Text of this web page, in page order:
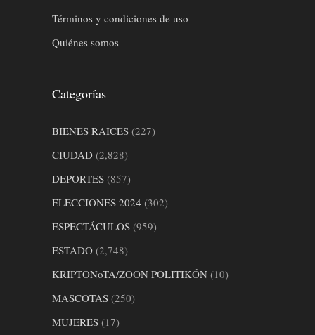
Términos y condiciones de uso
Quiénes somos
Categorías
BIENES RAICES (227)
CIUDAD (2,828)
DEPORTES (857)
ELECCIONES 2024 (302)
ESPECTÁCULOS (959)
ESTADO (2,748)
KRIPTONoTA/ZOON POLITIKÓN (10)
MASCOTAS (250)
MUJERES (17)